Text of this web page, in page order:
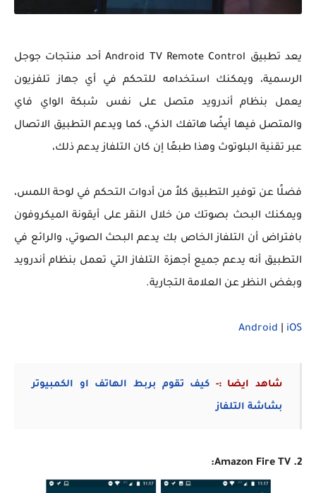
يعد تطبيق Android TV Remote Control أحد منتجات جوجل
الرسمية، ويمكنك استخدامه للتحكم في أي جهاز تلفزيون
يعمل بنظام أندرويد متصل على نفس شبكة الواي فاي
والمتصل فيها أيضًا هاتفك الذكي، كما ويدعم التطبيق الاتصال
عبر تقنية البلوتوث وهذا طبعًا إن كان التلفاز يدعم ذلك،
فضلًا عن توفير التطبيق كلاً من أدوات التحكم في لوحة اللمس،
ويمكنك البحث بصوتك من خلال النقر على أيقونة الميكروفون
بافتراض أن التلفاز الخاص بك يدعم البحث الصوتي، والرائع في
التطبيق أنه يدعم جميع أجهزة التلفاز التي تعمل بنظام أندرويد
وبغض النظر عن العلامة التجارية.
Android iOS
شاهد ايضا :- كيف تقوم بربط الهاتف او الكمبيوتر
بشاشة التلفاز
2. Amazon Fire TV: